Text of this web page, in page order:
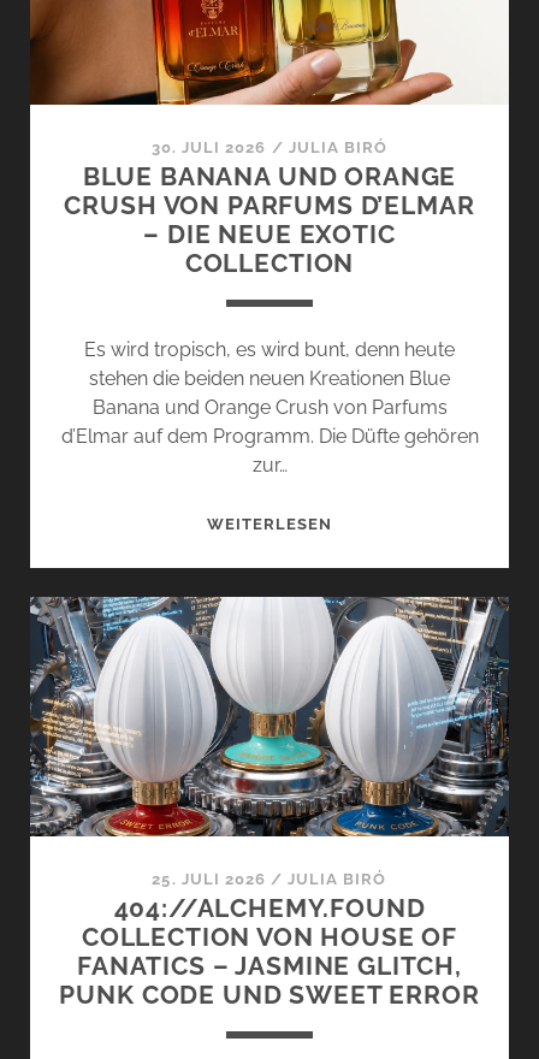
30. JULI 2026 / JULIA BIRÓ
BLUE BANANA UND ORANGE
CRUSH VON PARFUMS D’ELMAR
– DIE NEUE EXOTIC
COLLECTION
Es wird tropisch, es wird bunt, denn heute
stehen die beiden neuen Kreationen Blue
Banana und Orange Crush von Parfums
d’Elmar auf dem Programm. Die Düfte gehören
zur…
WEITERLESEN
ORANGE
CRUSH
VON
PARFUMS
–
DIE
NEUE
EXOTIC
COLLECTION
25. JULI 2026 /JULIA BIRÓ
404://ALCHEMY.FOUND
COLLECTION VON HOUSE OF
FANATICS – JASMINE GLITCH,
PUNK CODE UND SWEET ERROR